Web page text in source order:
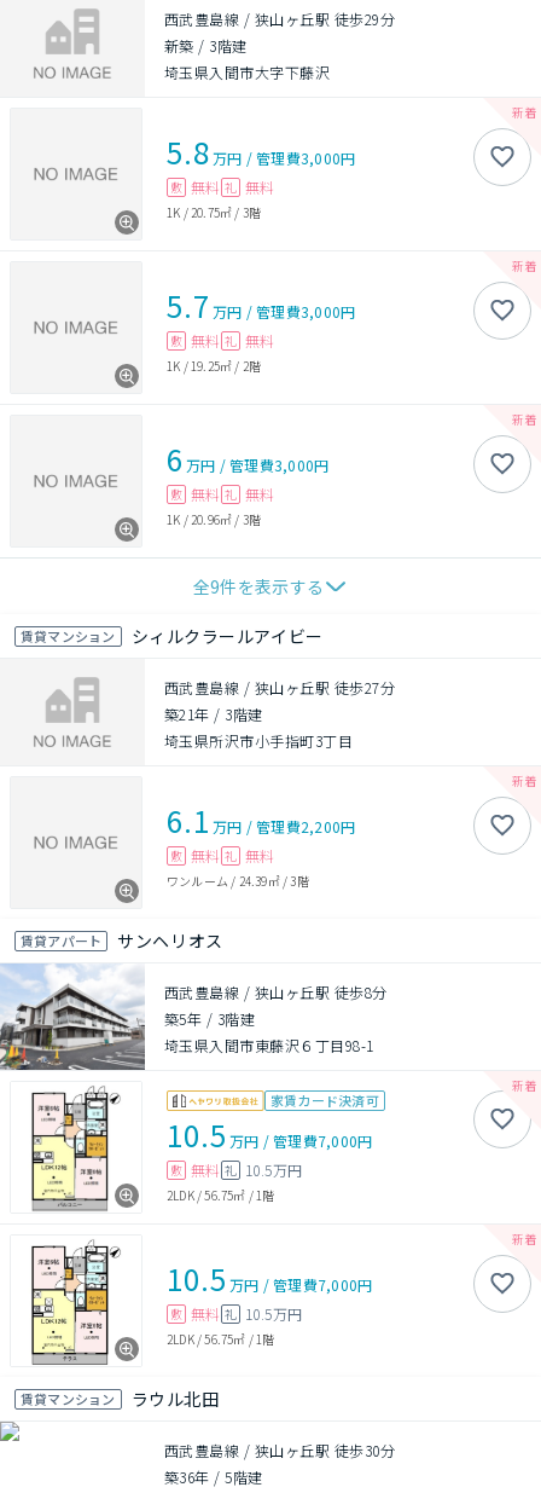
西武豊島線 / 狭山ヶ丘駅 徒歩29分
新築 / 3階建
埼玉県入間市大字下藤沢
5.8万円 /管理費3,000円
敷 無料 礼 無料
1K / 20.75㎡ / 3階
5.7 万円 /管理費3,000円
敷 無料 礼 無料
1K / 19.25㎡ / 2階
6 万円 /管理費3,000円
敷 無料 礼 無料
1K / 20.96㎡ / 3階
全9件を表示する
賃貸マンション シィルクラールアイビー
西武豊島線 / 狭山ヶ丘駅 徒歩27分
築21年 / 3階建
埼玉県所沢市小手指町3丁目
6.1 万円 /管理費2,200円
敷 無料 礼 無料
ワンルーム / 24.39㎡/3階
賃貸アパート サンヘリオス
西武豊島線 / 狭山ヶ丘駅 徒歩8分
築5年 / 3階建
埼玉県入間市東藤沢６丁目98-1
家賃カード決済可
10.5 万円 /管理費7,000円
敷 無料 礼 10.5万円
2LDK/56.75㎡ /1階
10.5 万円 /管理費7,000円
敷 無料 礼 10.5万円
2LDK/56.75㎡ / 1階
賃貸マンション ラウル北田
西武豊島線 / 狭山ヶ丘駅 徒歩30分
築36年 /5階建